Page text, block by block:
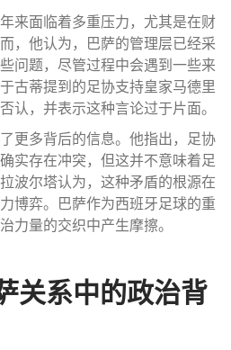
来面临着多重压力，尤其是在财
，他认为，巴萨的管理层已经采
问题，尽管过程中会遇到一些来
古蒂提到的足协支持皇家马德里
认，并表示这种言论过于片面。
更多背后的信息。他指出，足协
实存在冲突，但这并不意味着足
波尔塔认为，这种矛盾的根源在
博弈。巴萨作为西班牙足球的重
力量的交织中产生摩擦。
关系中的政治背